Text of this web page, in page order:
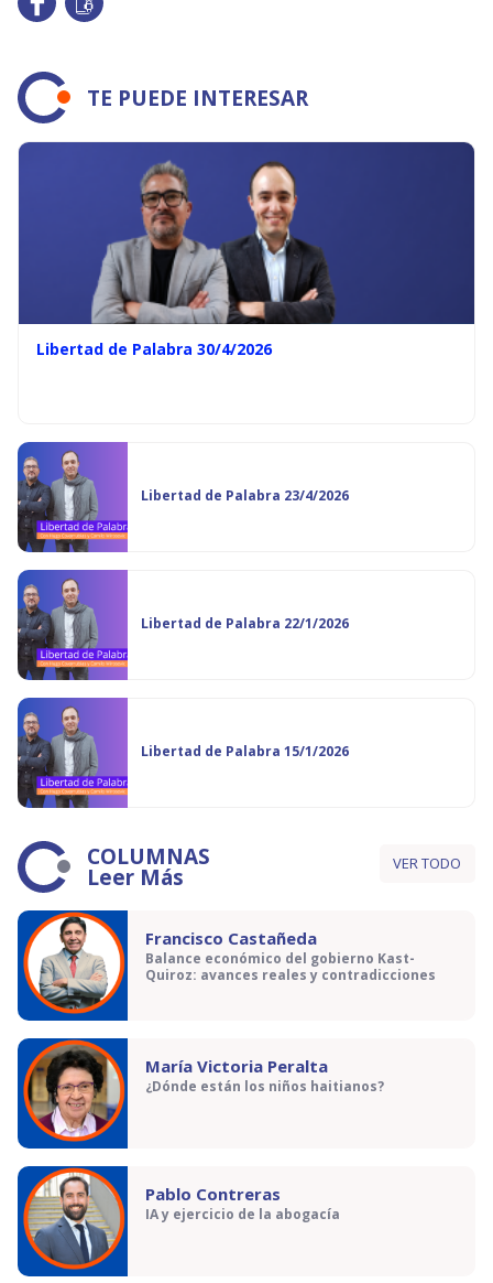
TE PUEDE INTERESAR
Libertad de Palabra 30/4/2026
Libertad de Palabra 23/4/2026
Libertad de Palabra 22/1/2026
Libertad de Palabra 15/1/2026
COLUMNAS
Leer Más VER TODO
Francisco Castañeda
Balance económico del gobierno Kast-
Quiroz: avances reales y contradicciones
María Victoria Peralta
¿Dónde están los niños haitianos?
Pablo Contreras
IA y ejercicio de la abogacía